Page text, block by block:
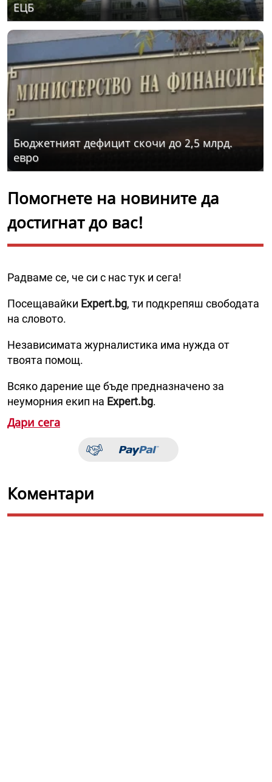
ЕЦБ
Бюджетният дефицит скочи до 2,5 млрд.
евро
Помогнете на новините да
достигнат до вас!
Радваме се, че си с нас тук и сега!
Посещавайки Expert.bg, ти подкрепяш свободата
на словото.
Независимата журналистика има нужда от
твоята помощ.
Всяко дарение ще бъде предназначено за
неуморния екип на Expert.bg.
Дари сега
Коментари